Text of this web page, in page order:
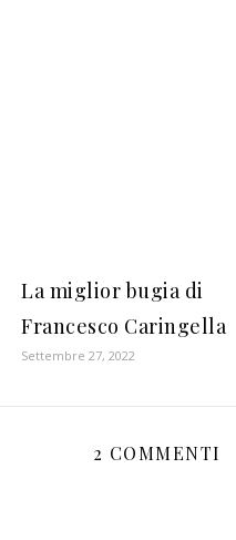
La miglior bugia di
Francesco Caringella
Settembre 27, 2022
2 COMMENTI